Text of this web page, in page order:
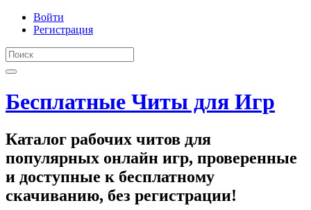
Войти
Регистрация
Бесплатные Читы для Игр
Каталог рабочих читов для
популярных онлайн игр, проверенные
и доступные к бесплатному
скачиванию, без регистрации!